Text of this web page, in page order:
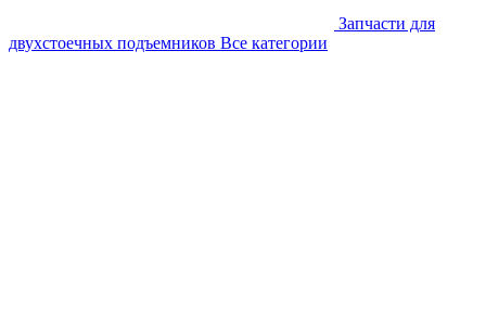
Запчасти для
двухстоечных подъемников Все категории